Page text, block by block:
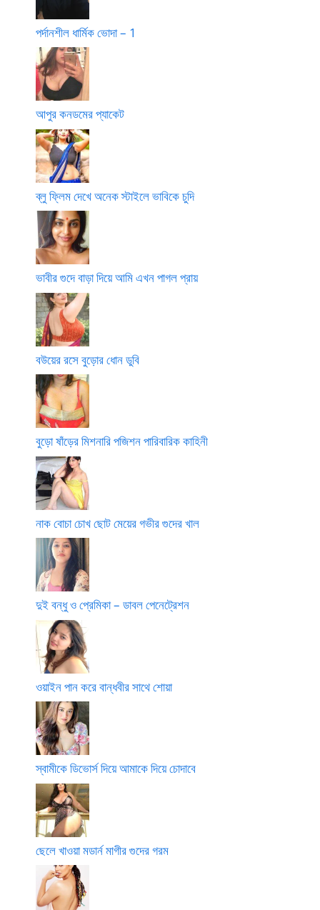
পর্দানশীল ধার্মিক ভোদা – 1
আপুর কনডমের প্যাকেট
ব্লু ফ্লিম দেখে অনেক স্টাইলে ভাবিকে চুদি
ভাবীর গুদে বাড়া দিয়ে আমি এখন পাগল প্রায়
বউয়ের রসে বুড়োর ধোন ডুবি
বুড়ো ষাঁড়ের মিশনারি পজিশন পারিবারিক কাহিনী
নাক বোচা চোখ ছোট মেয়ের গভীর গুদের খাল
দুই বন্ধু ও প্রেমিকা – ডাবল পেনেট্রেশন
ওয়াইন পান করে বান্ধবীর সাথে শোয়া
স্বামীকে ডিভোর্স দিয়ে আমাকে দিয়ে চোদাবে
ছেলে খাওয়া মডার্ন মাগীর গুদের গরম